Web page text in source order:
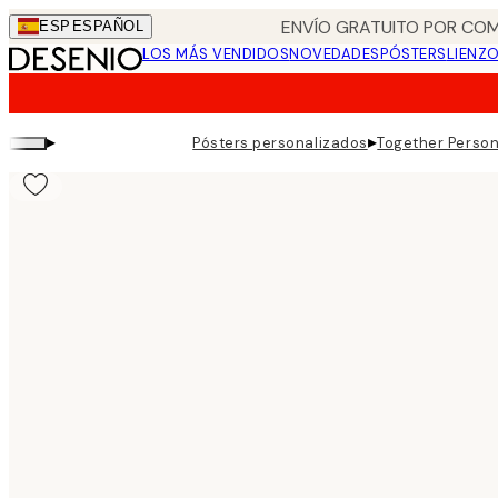
Skip
to
main
ESP ESPAÑOL ENVÍO GRATUITO POR
LOS MÁS VENDIDOSNOVEDADESPÓSTERS
▸ Pósters personalizados▸Together